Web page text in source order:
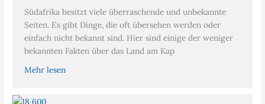
Südafrika besitzt viele überraschende und unbekannte
Seiten. Es gibt Dinge, die oft übersehen werden oder
einfach nicht bekannt sind. Hier sind einige der weniger
bekannten Fakten über das Land am Kap
Mehr lesen